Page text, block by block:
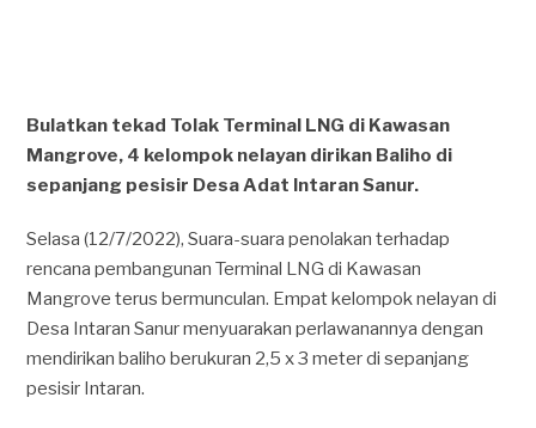
Bulatkan tekad Tolak Terminal LNG di Kawasan
Mangrove, 4 kelompok nelayan dirikan Baliho di
sepanjang pesisir Desa Adat Intaran Sanur.
Selasa (12/7/2022), Suara-suara penolakan terhadap
rencana pembangunan Terminal LNG di Kawasan
Mangrove terus bermunculan. Empat kelompok nelayan di
Desa Intaran Sanur menyuarakan perlawanannya dengan
mendirikan baliho berukuran 2,5 x 3 meter di sepanjang
pesisir Intaran.